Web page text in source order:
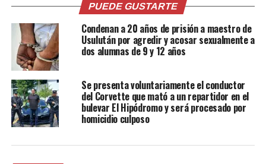
construcción del periférico
San Juan Opico, La Libertad
22 octubre, 2021
En «Nacionales»
RELATED TOPICS:
#ENVIVO EL SALVADOR TODAY CON PATRICIO PINEDA
ACCIDENTE
ATENCIÓN
COLISIÓN
CRUZ VERDE SALVADOREÑA
ÉL SALVADOR
EXCESO DE VELOCIDAD
PUEDE GUSTARTE
Condenan a 20 años de prisión a maestro de
Usulután por agredir y acosar sexualmente a
dos alumnas de 9 y 12 años
Se presenta voluntariamente el conductor
del Corvette que mató a un repartidor en el
bulevar El Hipódromo y será procesado por
homicidio culposo